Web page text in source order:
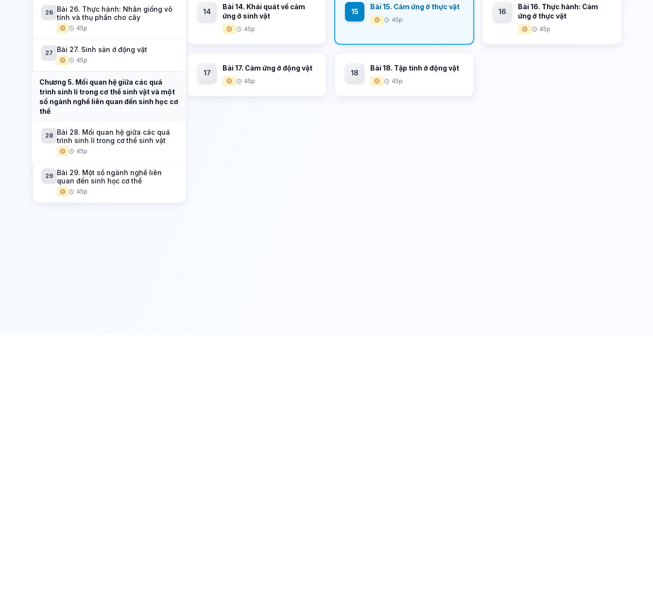
14
Bài 14. Khái quát về cảm
ứng ở sinh vật
🟡 45p
15
Bài 15. Cảm ứng ở thực vật
🟡 45p
16
Bài 16. Thực hành: Cảm
ứng ở thực vật
🟡 45p
17
Bài 17. Cảm ứng ở động vật
🟡 45p
18
Bài 18. Tập tính ở động vật
🟡 45p
26 Bài 26. Thực hành: Nhân giống vô
tính và thụ phấn cho cây
🟡 45p
27 Bài 27. Sinh sản ở động vật
🟡 45p
Chương 5. Mối quan hệ giữa các quá
trình sinh lí trong cơ thể sinh vật và một
số ngành nghề liên quan đến sinh học cơ
thể
28 Bài 28. Mối quan hệ giữa các quá
trình sinh lí trong cơ thể sinh vật
🟡 45p
29 Bài 29. Một số ngành nghề liên
quan đến sinh học cơ thể
🟡 45p